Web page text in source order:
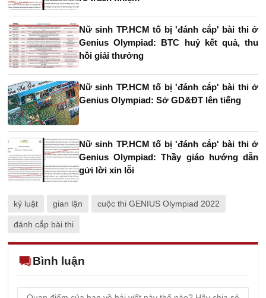
Nữ sinh TP.HCM tố bị 'đánh cắp' bài thi ở
Genius Olympiad: BTC huỷ kết quả, thu
hồi giải thưởng
Nữ sinh TP.HCM tố bị 'đánh cắp' bài thi ở
Genius Olympiad: Sở GD&ĐT lên tiếng
Nữ sinh TP.HCM tố bị 'đánh cắp' bài thi ở
Genius Olympiad: Thầy giáo hướng dẫn
gửi lời xin lỗi
kỷ luật gian lận cuộc thi GENIUS Olympiad 2022
đánh cắp bài thi
Bình luận